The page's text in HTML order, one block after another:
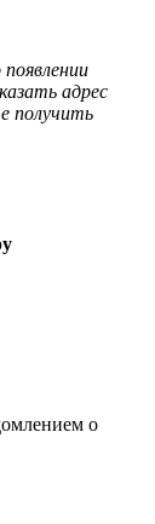
адрес
получить
о